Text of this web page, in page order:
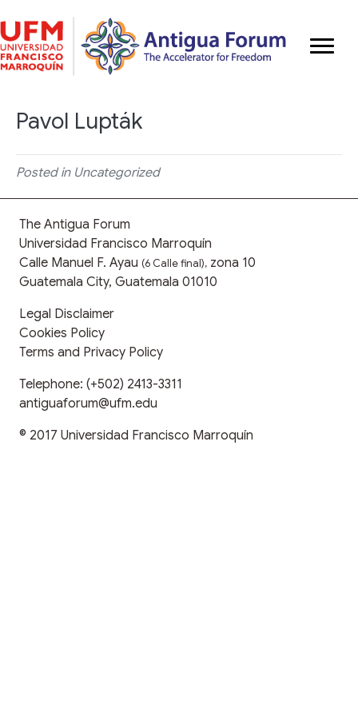
Pavol Lupták
Posted in Uncategorized
The Antigua Forum
Universidad Francisco Marroquín
Calle Manuel F. Ayau (6 Calle final), zona 10
Guatemala City, Guatemala 01010
Legal Disclaimer
Cookies Policy
Terms and Privacy Policy
Telephone: (+502) 2413-3311
antiguaforum@ufm.edu
© 2017 Universidad Francisco Marroquín